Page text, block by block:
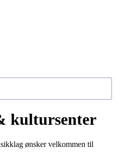
kultursenter
ønsker velkommen til